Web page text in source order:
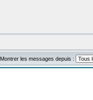
Montrer les messages depuis :